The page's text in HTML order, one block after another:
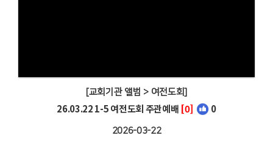
[교회기관 앨범 > 여전도회]
26.03.22 1-5 여전도회 주관예배 [0] 0
2026-03-22